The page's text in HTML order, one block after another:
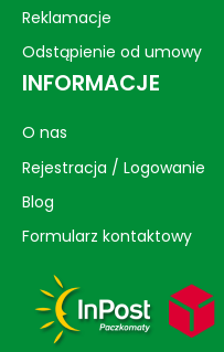
Reklamacje
Odstąpienie od umowy
INFORMACJE
O nas
Rejestracja / Logowanie
Blog
Formularz kontaktowy